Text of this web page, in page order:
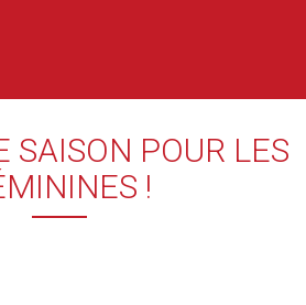
SAISON POUR LES
!